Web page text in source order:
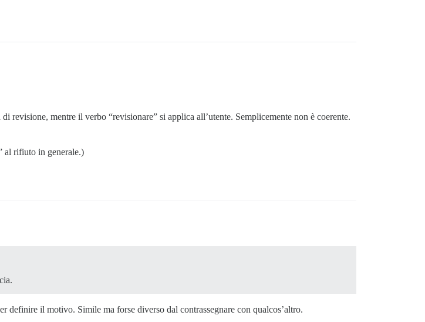
revisione, mentre il verbo “revisionare” si applica all’utente. Semplicemente non è coerente.
al rifiuto in generale.)
definire il motivo. Simile ma forse diverso dal contrassegnare con qualcos’altro.